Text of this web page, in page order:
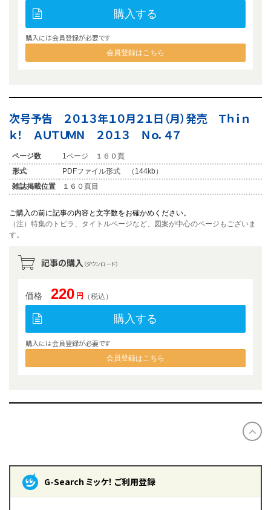
購入する
購入には会員登録が必要です
会員登録はこちら
次号予告 ２０１３年１０月２１日（月）発売 Ｔｈｉｎ
ｋ！ ＡＵＴＵＭＮ ２０１３ Ｎｏ．４７
ページ数
1ページ １６０頁
形式
PDFファイル形式 （144kb）
雑誌掲載位置
１６０頁目
ご購入の前に記事の内容と文字数をお確かめください。
（注）特集のトビラ、タイトルページなど、図案が中心のページもございま
す。
記事の購入 （ダウンロード）
価格 220 円 （税込）
購入する
購入には会員登録が必要です
会員登録はこちら
G-Search ミッケ！ ご利用登録